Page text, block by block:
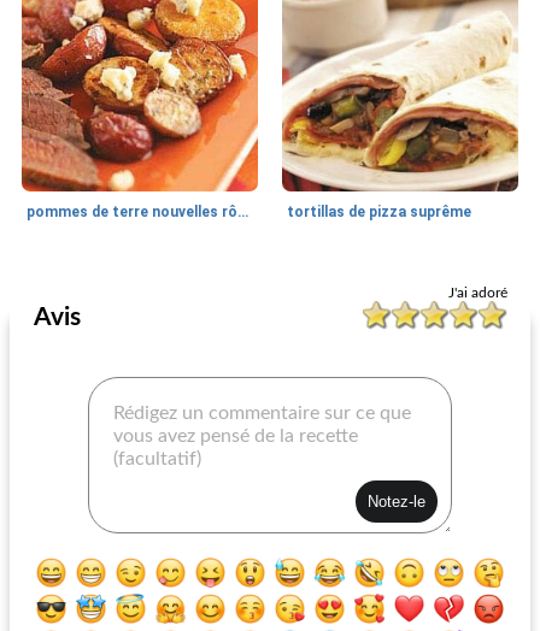
pommes de terre nouvelles rôties au thym et gorgonzola tortillas de pizza suprême
biscuits au fromage à l'aneth
J'ai adoré
Avis